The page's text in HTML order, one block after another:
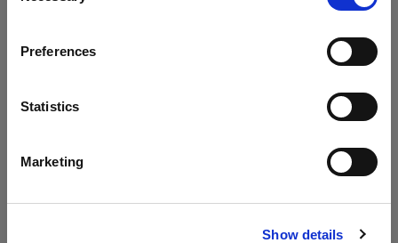
Preferences
Statistics
Marketing
Show details
Canada
サイトにアクセス
Profoto A2
Profoto A2 Connect キット
仕様：